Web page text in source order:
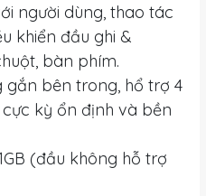
người dùng, thao tác
khiển đầu ghi &
bàn phím.
gắn bên trong, hổ trợ 4
kỳ ổn định và bền
(đầu không hỗ trợ